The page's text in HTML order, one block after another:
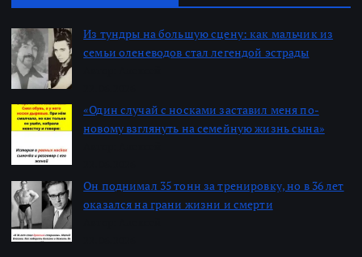
Из тундры на большую сцену: как мальчик из
семьи оленеводов стал легендой эстрады
«Один случай с носками заставил меня по-
новому взглянуть на семейную жизнь сына»
Он поднимал 35 тонн за тренировку, но в 36 лет
оказался на грани жизни и смерти